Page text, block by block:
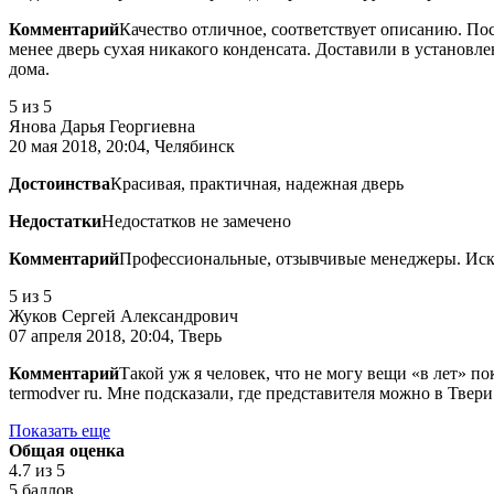
КомментарийКачество отличное, соответствует описанию.
менее дверь сухая никакого конденсата. Доставили в
дома.
5 из 5
Янова Дарья Георгиевна
20 мая 2018, 20:04, Челябинск
ДостоинстваКрасивая, практичная, надежная дверь
НедостаткиНедостатков не замечено
КомментарийПрофессиональные, отзывчивые менеджеры.
5 из 5
Жуков Сергей Александрович
07 апреля 2018, 20:04, Тверь
КомментарийТакой уж я человек, что не могу вещи «в лет»
termodver ru. Мне подсказали, где представителя можно в
Показать еще
Общая оценка
4.7 из 5
5 баллов